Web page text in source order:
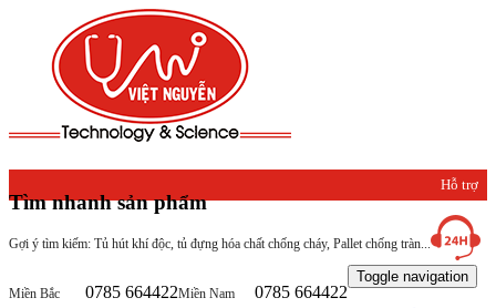
Tìm nhanh sản phẩm
Gợi ý tìm kiếm: Tủ hút khí độc, tủ đựng hóa chất chống cháy, Pallet chống tràn...
Hỗ trợ
khách
hàng
Miền Bắc 0785 664422Miền Nam 0785 664422
Toggle navigation